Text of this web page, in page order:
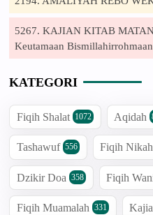
5267. KAJIAN KITAB
Keutamaan
KATEGORI
Fiqih Shalat 1072 Aqidah
Tashawuf 556 Fiqih
Dzikir Doa 358 Fiqih
Fiqih Muamalah 331